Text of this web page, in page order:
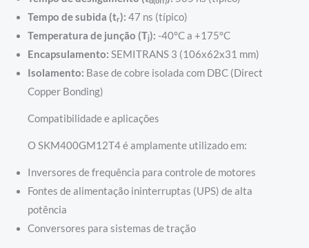
Tempo de subida (tr): 47 ns (típico)
Temperatura de junção (Tj): -40°C a +175°C
Encapsulamento: SEMITRANS 3 (106x62x31 mm)
Isolamento: Base de cobre isolada com DBC (Direct
Copper Bonding)
Compatibilidade e aplicações
O SKM400GM12T4 é amplamente utilizado em:
Inversores de frequência para controle de motores
Fontes de alimentação ininterruptas (UPS) de alta
potência
Conversores para sistemas de tração